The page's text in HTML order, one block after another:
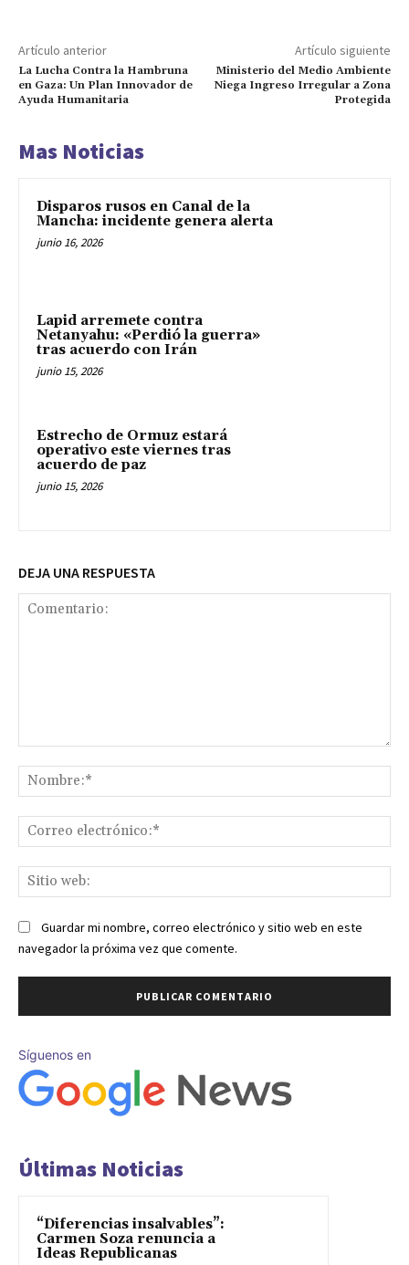
Artículo anterior
La Lucha Contra la Hambruna
en Gaza: Un Plan Innovador de
Ayuda Humanitaria
Artículo siguiente
Ministerio del Medio Ambiente
Niega Ingreso Irregular a Zona
Protegida
Mas Noticias
Disparos rusos en Canal de la
Mancha: incidente genera alerta
junio 16, 2026
Lapid arremete contra
Netanyahu: «Perdió la guerra»
tras acuerdo con Irán
junio 15, 2026
Estrecho de Ormuz estará
operativo este viernes tras
acuerdo de paz
junio 15, 2026
DEJA UNA RESPUESTA
Guardar mi nombre, correo electrónico y sitio web en este
navegador la próxima vez que comente.
Síguenos en
Últimas Noticias
“Diferencias insalvables”:
Carmen Soza renuncia a
Ideas Republicanas